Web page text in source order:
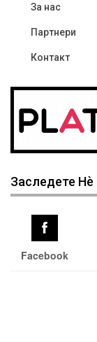
За нас
Партнери
Контакт
Заследете Нѐ
Facebook